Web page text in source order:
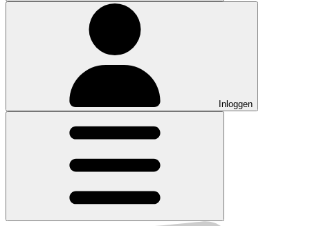
Inloggen